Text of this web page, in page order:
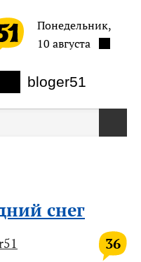
bloger51
Понедельник,
10 августа
снег
36